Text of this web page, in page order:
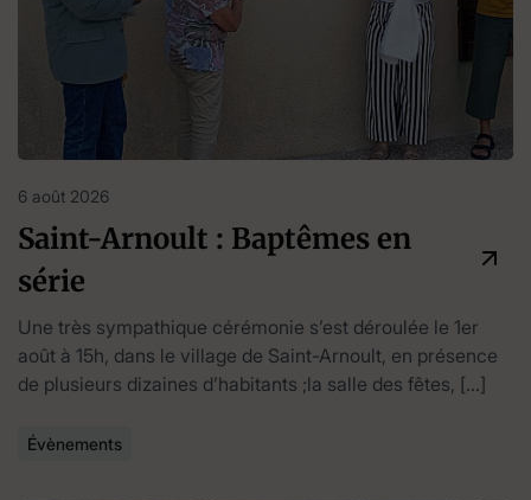
6 août 2026
Saint-Arnoult : Baptêmes en
série
Une très sympathique cérémonie s’est déroulée le 1er
août à 15h, dans le village de Saint-Arnoult, en présence
de plusieurs dizaines d’habitants ;la salle des fêtes, […]
Évènements